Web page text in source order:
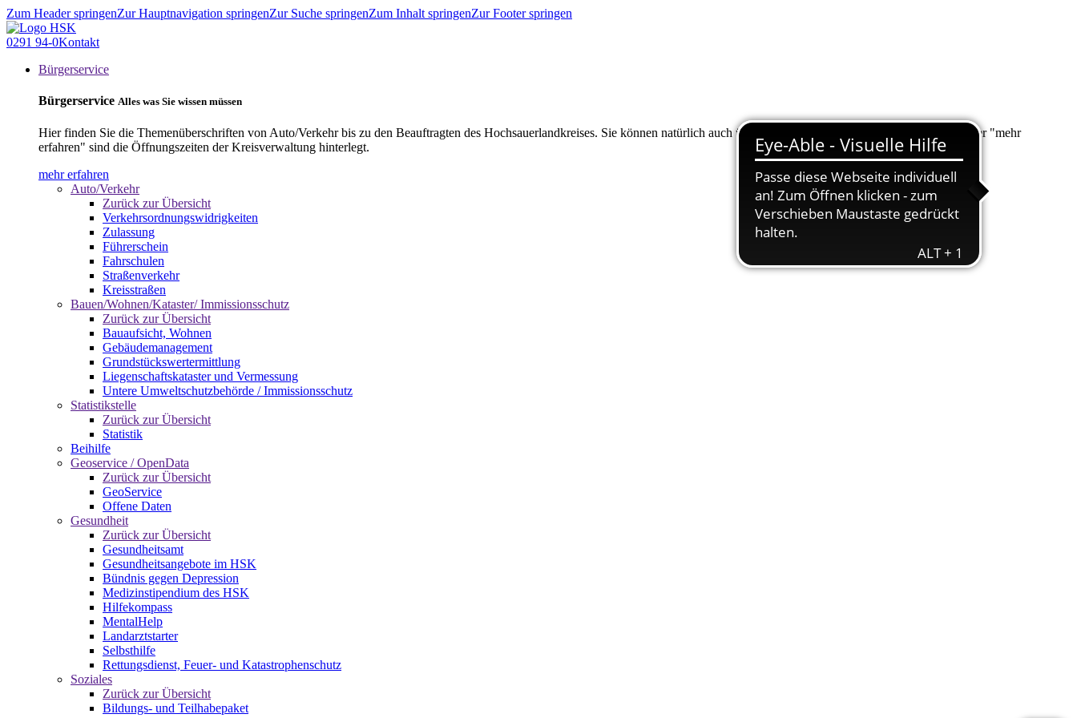
Zum Header springenZur Hauptnavigation springenZur Suche springenZum Inhalt springenZur Footer springen
0291 94-0Kontakt
Bürgerservice
Bürgerservice Alles was Sie wissen müssen
Hier finden Sie die Themenüberschriften von Auto/Verkehr bis zu den Beauftragten des Hochsauerlandkreises. Sie können natürlich auch über "Suche" nach Ihrem Anliegen suchen. Unter "mehr
erfahren" sind die Öffnungszeiten der Kreisverwaltung hinterlegt.
mehr erfahren
Auto/Verkehr
Zurück zur Übersicht
Verkehrsordnungswidrigkeiten
Zulassung
Führerschein
Fahrschulen
Straßenverkehr
Kreisstraßen
Bauen/Wohnen/Kataster/ Immissionsschutz
Zurück zur Übersicht
Bauaufsicht, Wohnen
Gebäudemanagement
Grundstückswertermittlung
Liegenschaftskataster und Vermessung
Untere Umweltschutzbehörde / Immissionsschutz
Statistikstelle
Zurück zur Übersicht
Statistik
Beihilfe
Geoservice / OpenData
Zurück zur Übersicht
GeoService
Offene Daten
Gesundheit
Zurück zur Übersicht
Gesundheitsamt
Gesundheitsangebote im HSK
Bündnis gegen Depression
Medizinstipendium des HSK
Hilfekompass
MentalHelp
Landarztstarter
Selbsthilfe
Rettungsdienst, Feuer- und Katastrophenschutz
Soziales
Zurück zur Übersicht
Bildungs- und Teilhabepaket